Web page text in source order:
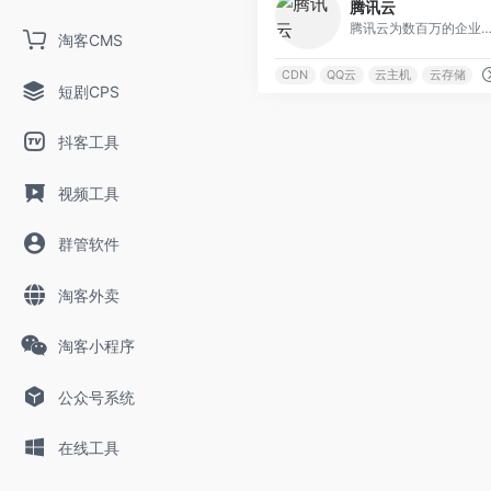
淘客CMS
短剧CPS
抖客工具
视频工具
群管软件
淘客外卖
淘客小程序
公众号系统
在线工具
腾讯云
腾讯云为数百万的企业和开发者提供安全稳定的云计算服务，涵盖云服务器、云数据库、云存储、视频与CDN、域名注册等全方位云服务和各行业解决方案。
CDN QQ云 云主机 云存储